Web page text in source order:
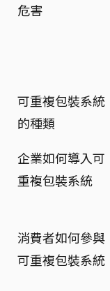
危害
可重複包裝系統
的種類
企業如何導入可
重複包裝系統
消費者如何參與
可重複包裝系統